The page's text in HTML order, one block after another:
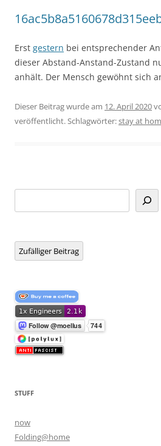
Erst gestern bei entsprechender
dieser Abstand-Anstand-Zustand
anhält. Der Mensch gewöhnt sich
Dieser Beitrag wurde am 12. April 2020
veröffentlicht. Schlagwörter:stay at
Zufälliger Beitrag
STUFF
now
Folding@home